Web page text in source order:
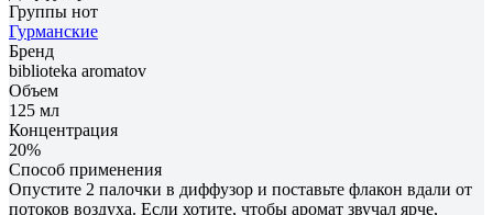
Группы нот
Гурманские
Бренд
biblioteka aromatov
Объем
125 мл
Концентрация
20%
Способ применения
Опустите 2 палочки в диффузор и поставьте флакон вдали от
потоков воздуха. Если хотите, чтобы аромат звучал ярче,